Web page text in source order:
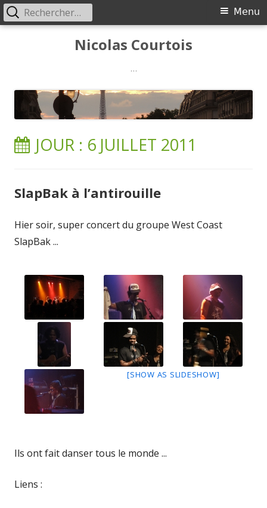
Nicolas Courtois
…
Menu
Menu
Rechercher :
JOUR : 6 JUILLET 2011
SlapBak à l’antirouille
Hier soir, super concert du groupe West Coast
SlapBak ...
[SHOW AS SLIDESHOW]
Ils ont fait danser tous le monde ...
Liens :